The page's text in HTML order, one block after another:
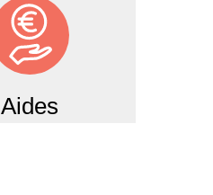
Aides